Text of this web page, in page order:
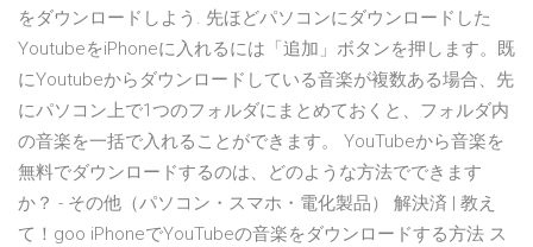
をダウンロードしよう. 先ほどパソコンにダウンロードした
YoutubeをiPhoneに入れるには「追加」ボタンを押します。既
にYoutubeからダウンロードしている音楽が複数ある場合、先
にパソコン上で1つのフォルダにまとめておくと、フォルダ内
の音楽を一括で入れることができます。 YouTubeから音楽を
無料でダウンロードするのは、どのような方法でできます
か？ - その他（パソコン・スマホ・電化製品） 解決済 | 教え
て！goo iPhoneでYouTubeの音楽をダウンロードする方法 ス